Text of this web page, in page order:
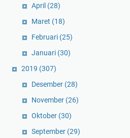
April (28)
Maret (18)
Februari (25)
Januari (30)
2019 (307)
Desember (28)
November (26)
Oktober (30)
September (29)